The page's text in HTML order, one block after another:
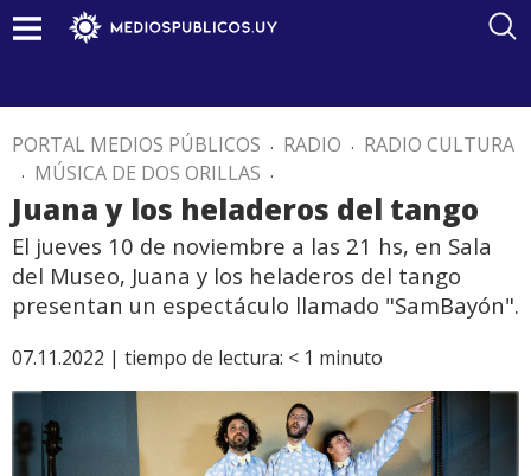
PORTAL MEDIOS PÚBLICOS . RADIO . RADIO CULTURA
. MÚSICA DE DOS ORILLAS .
Juana y los heladeros del tango
El jueves 10 de noviembre a las 21 hs, en Sala
del Museo, Juana y los heladeros del tango
presentan un espectáculo llamado "SamBayón".
07.11.2022 | tiempo de lectura: < 1 minuto